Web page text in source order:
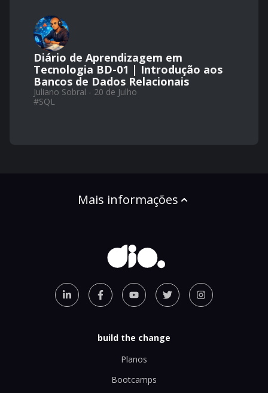
Diário de Aprendizagem em
Tecnologia BD-01 | Introdução aos
Bancos de Dados Relacionais
Juliano Sobral - 20 de Julho
#SQL
Mais informações
build the change
Planos
Bootcamps